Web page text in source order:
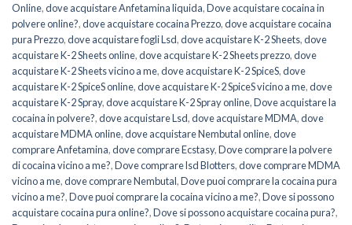
Online,dove acquistare Anfetamina liquida,Dove acquistare cocaina in
polvere online?,dove acquistare cocaina Prezzo,dove acquistare cocaina
pura Prezzo,dove acquistare fogli Lsd,dove acquistare K-2 Sheets,dove
acquistare K-2 Sheets online,dove acquistare K-2 Sheets prezzo,dove
acquistare K-2 Sheets vicino a me,dove acquistare K-2 SpiceS,dove
acquistare K-2 SpiceS online,dove acquistare K-2 SpiceS vicino a me,dove
acquistare K-2 Spray,dove acquistare K-2 Spray online,Dove acquistare la
cocaina in polvere?,dove acquistare Lsd,dove acquistare MDMA,dove
acquistare MDMA online,dove acquistare Nembutal online,dove
comprare Anfetamina,dove comprare Ecstasy,Dove comprare la polvere
di cocaina vicino a me?,Dove comprare lsd Blotters,dove comprare MDMA
vicino a me,dove comprare Nembutal,Dove puoi comprare la cocaina pura
vicino a me?,Dove puoi comprare la cocaina vicino a me?,Dove si possono
acquistare cocaina pura online?,Dove si possono acquistare cocaina pura?,